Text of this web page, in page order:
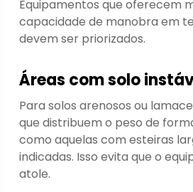
Equipamentos que oferecem
capacidade de manobra em
devem ser priorizados.
Áreas com solo
Para solos arenosos ou
que distribuem o peso de
como aquelas com esteiras
indicadas. Isso evita que o
atole.